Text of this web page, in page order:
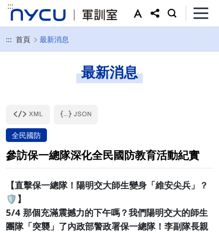
:::
::: 首頁 最新消息
最新消息
全民國防
參訪保一總隊深化全民國防教育活動紀實
【直擊保一總隊！陽明交大師生變身「維安尖兵」？
🛡️】
5/4 那個充滿震撼力的下午嗎？我們陽明交大的師生
團隊「突襲」了內政部警政署保一總隊！李副隊長親